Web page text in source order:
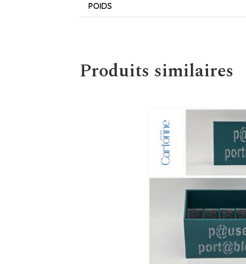
POIDS
Produits similaires